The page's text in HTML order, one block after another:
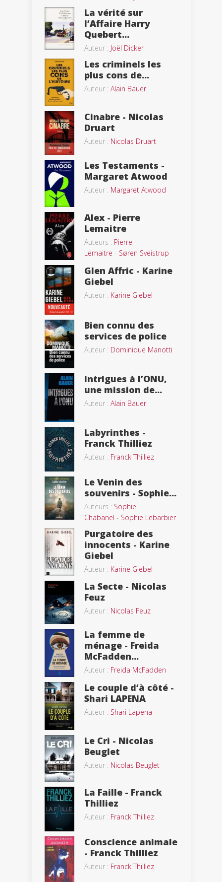
La vérité sur
l’Affaire Harry
Quebert...
Auteur : Joël Dicker
Les criminels les
plus cons de...
Auteur : Alain Bauer
Cinabre - Nicolas
Druart
Auteur : Nicolas Druart
Les Testaments -
Margaret Atwood
Auteur : Margaret Atwood
Alex - Pierre
Lemaitre
Auteurs : Pierre
Lemaitre - Søren Sveistrup
Glen Affric - Karine
Giebel
Auteur : Karine Giebel
Bien connu des
services de police
Auteur : Dominique Manotti
Intrigues à l’ONU,
une mission de...
Auteur : Alain Bauer
Labyrinthes -
Franck Thilliez
Auteur : Franck Thilliez
Le Venin des
souvenirs - Sophie...
Auteurs : Sophie
Chabanel - Sophie Lebarbier
Purgatoire des
innocents - Karine
Giebel
Auteur : Karine Giebel
La Secte - Nicolas
Feuz
Auteur : Nicolas Feuz
La femme de
ménage - Freida
McFadden...
Auteur : Freida McFadden
Le couple d’à côté -
Shari LAPENA
Auteur : Shari Lapena
Le Cri - Nicolas
Beuglet
Auteur : Nicolas Beuglet
La Faille - Franck
Thilliez
Auteur : Franck Thilliez
Conscience animale
- Franck Thilliez
Auteur : Franck Thilliez